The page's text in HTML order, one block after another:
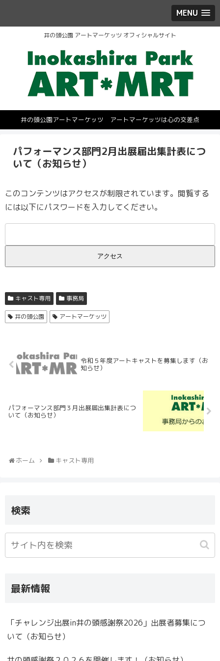
MENU
井の頭公園 アートマーケッツ オフィシャルサイト
井の頭公園アートマーケッツ アートマーケッツは心の交差点
パフォーマンス部門2月出展届出集計表につ
いて（お知らせ）
このコンテンツはアクセスが制限されています。閲覧する
には以下にパスワードを入力してください。
キャスト専用 事務局
井の頭公園 アートマーケッツ
令和５年度アートキャストを募集します（お
知らせ）
パフォーマンス部門３月出展届出集計表につ
いて（お知らせ）
ホーム キャスト専用
検索
最新情報
「チャレンジ出展in井の頭感謝祭2026」出展者募集につ
いて（お知らせ）